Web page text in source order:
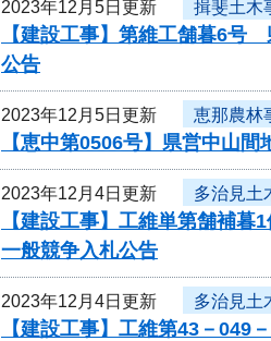
2023年12月5日更新 揖斐土木
【建設工事】第維工舗暮6号
公告
2023年12月5日更新 恵那農林
【恵中第0506号】県営中山
2023年12月4日更新 多治見土
【建設工事】工維単第舗補
一般競争入札公告
2023年12月4日更新 多治見土
【建設工事】工維第43－